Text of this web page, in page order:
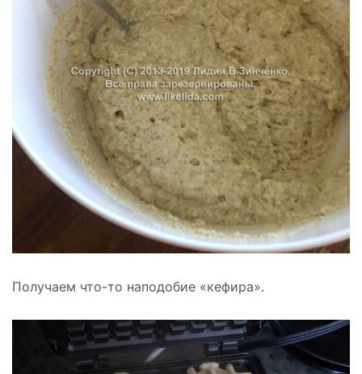
Получаем что-то наподобие «кефира».